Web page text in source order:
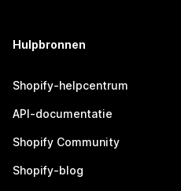
Hulpbronnen
Shopify-helpcentrum
API-documentatie
Shopify Community
Shopify-blog